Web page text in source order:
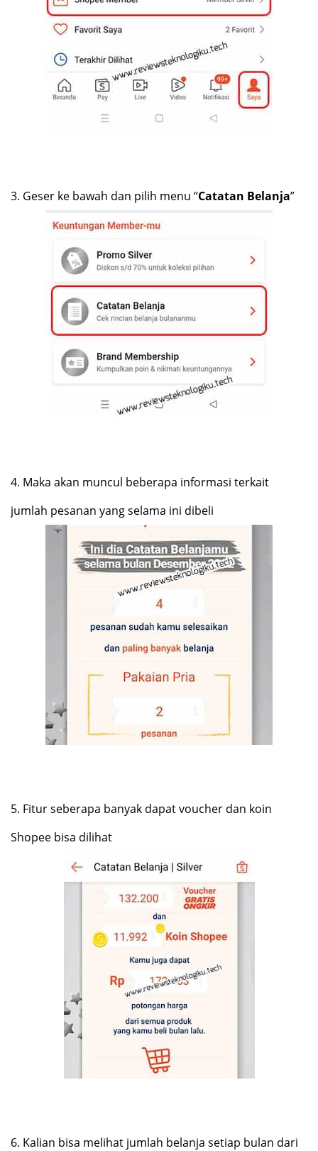
3. Geser ke bawah dan pilih menu “Catatan Belanja”
4. Maka akan muncul beberapa informasi terkait
jumlah pesanan yang selama ini dibeli
5. Fitur seberapa banyak dapat voucher dan koin
Shopee bisa dilihat
6. Kalian bisa melihat jumlah belanja setiap bulan dari